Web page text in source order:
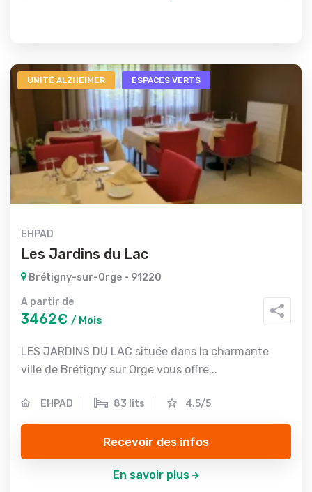
UNITÉ ALZHEIMER ESPACES VERTS
EHPAD
Les Jardins du Lac
Brétigny-sur-Orge - 91220
A partir de
3462€ / Mois
LES JARDINS DU LAC située dans la charmante
ville de Brétigny sur Orge vous offre...
EHPAD 83 lits 4.5/5
Recevoir des infos
En savoir plus